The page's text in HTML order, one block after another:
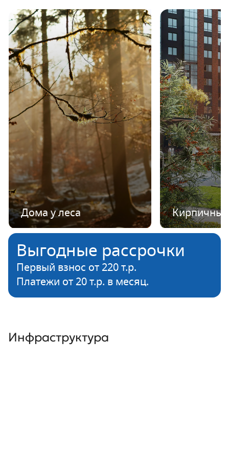
Дома у леса
Выгодные рассрочки
Первый взнос от 220 т.р.
Платежи от 20 т.р. в месяц.
Инфраструктура